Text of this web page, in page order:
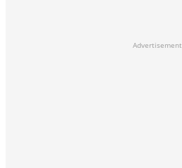
Advertisement